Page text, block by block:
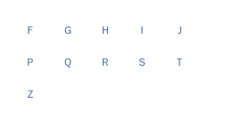
Ｆ Ｇ Ｈ Ｉ Ｊ
Ｐ Ｑ Ｒ Ｓ Ｔ
Ｚ